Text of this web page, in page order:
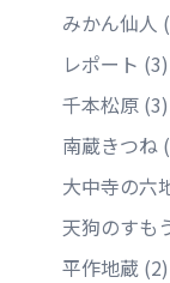
みかん仙人
レポート (3)
千本松原(3)
南蔵きつね
大中寺の六
天狗のすも
平作地蔵 (2)